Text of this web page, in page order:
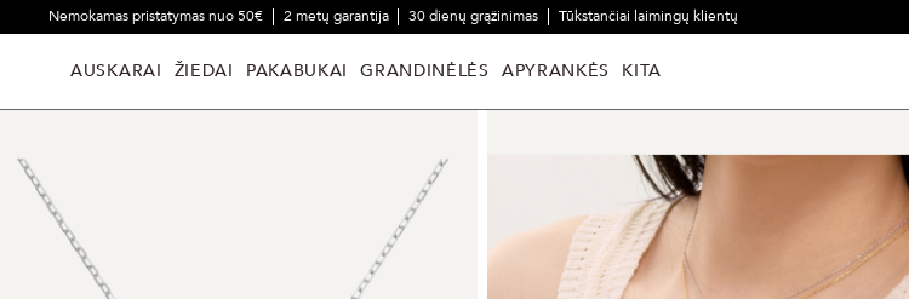
Nemokamas pristatymas nuo 50€ 2 metų garantija 30 dienų grąžinimas Tūkstančiai laimingų klientų
AUSKARAI ŽIEDAI PAKABUKAI GRANDINĖLĖS APYRANKĖS KITA